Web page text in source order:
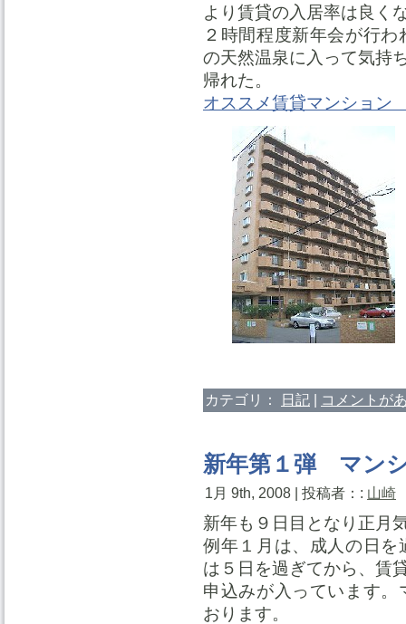
より賃貸の入居率は良く
２時間程度新年会が行
の天然温泉に入って気持
帰れた。
オススメ賃貸マンショ
カテゴリ： 日記 | コメントが
新年第１弾 マン
1月 9th, 2008 | 投稿者：: 山崎
新年も９日目となり正月
例年１月は、成人の日
は５日を過ぎてから、賃
申込みが入っています
おります。